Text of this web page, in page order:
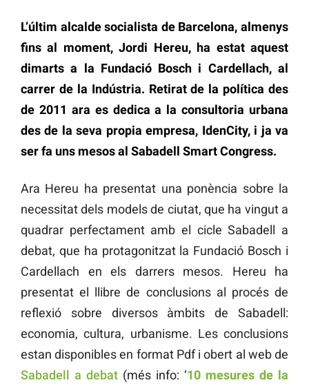
L’últim alcalde socialista de Barcelona, almenys
fins al moment, Jordi Hereu, ha estat aquest
dimarts a la Fundació Bosch i Cardellach, al
carrer de la Indústria. Retirat de la política des
de 2011 ara es dedica a la consultoria urbana
des de la seva propia empresa, IdenCity, i ja va
ser fa uns mesos al Sabadell Smart Congress.
Ara Hereu ha presentat una ponència sobre la
necessitat dels models de ciutat, que ha vingut a
quadrar perfectament amb el cicle Sabadell a
debat, que ha protagonitzat la Fundació Bosch i
Cardellach en els darrers mesos. Hereu ha
presentat el llibre de conclusions al procés de
reflexió sobre diversos àmbits de Sabadell:
economia, cultura, urbanisme. Les conclusions
estan disponibles en format Pdf i obert al web de
Sabadell a debat (més info: ‘10 mesures de la